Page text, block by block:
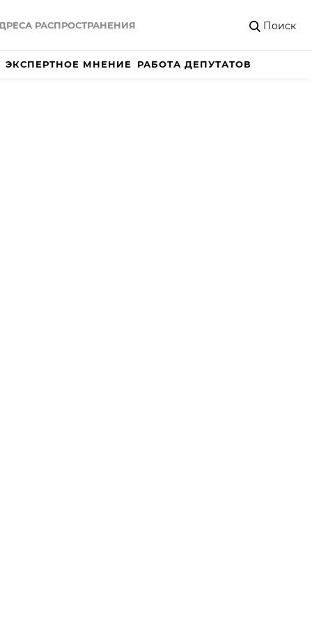
РАСПРОСТРАНЕНИЯ Поиск
ЭКСПЕРТНОЕ МНЕНИЕ РАБОТА ДЕПУТАТОВ